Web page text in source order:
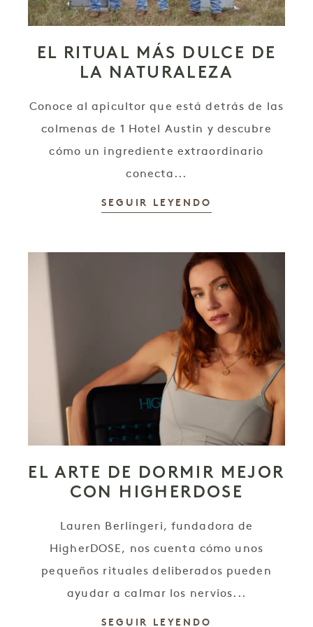
EL RITUAL MÁS DULCE DE
LA NATURALEZA
Conoce al apicultor que está detrás de las
colmenas de 1 Hotel Austin y descubre
cómo un ingrediente extraordinario
conecta...
SEGUIR LEYENDO
EL ARTE DE DORMIR MEJOR
CON HIGHERDOSE
Lauren Berlingeri, fundadora de
HigherDOSE, nos cuenta cómo unos
pequeños rituales deliberados pueden
ayudar a calmar los nervios...
SEGUIR LEYENDO